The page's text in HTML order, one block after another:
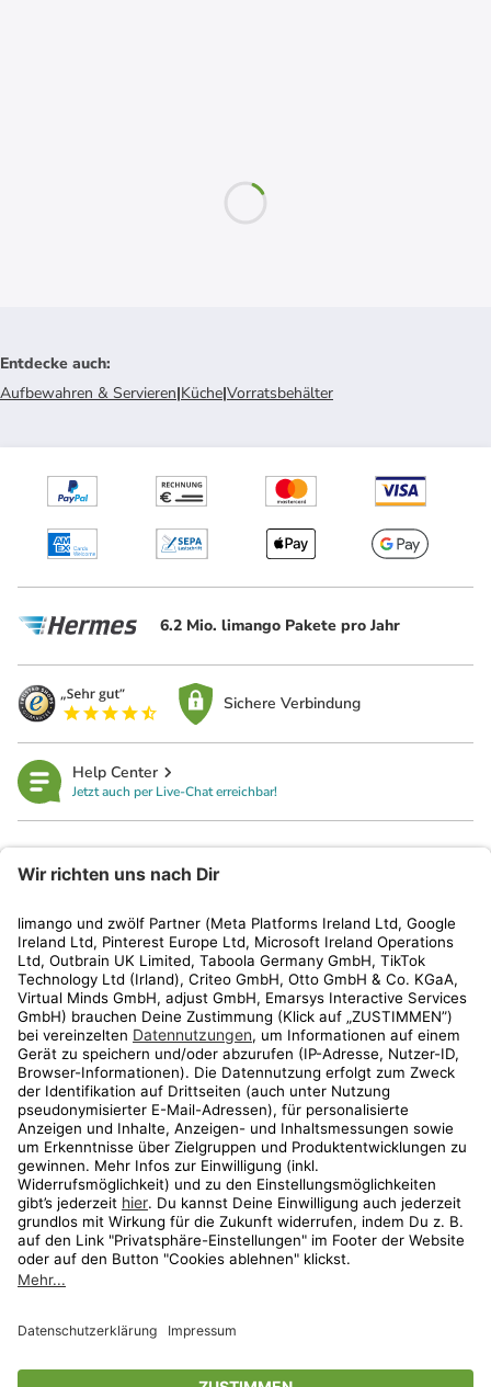
Entdecke auch:
Aufbewahren & Servieren|Küche|Vorratsbehälter
6.2 Mio. limango Pakete pro Jahr
Sichere Verbindung
Help Center
Jetzt auch per Live-Chat erreichbar!
Kundenservice
Shop
Aktionen
Travel